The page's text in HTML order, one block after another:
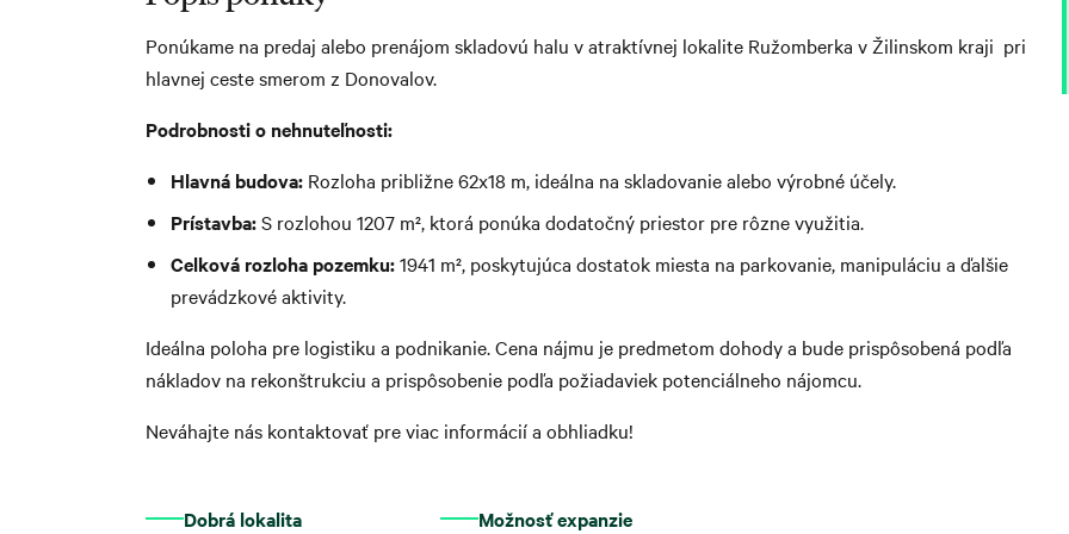
Ponúkame na predaj alebo prenájom skladovú halu v atraktívnej lokalite Ružomberka v Žilinskom kraji pri
hlavnej ceste smerom z Donovalov.
Podrobnosti o nehnuteľnosti:
Hlavná budova: Rozloha približne 62x18 m, ideálna na skladovanie alebo výrobné účely.
Prístavba:S rozlohou 1207 m², ktorá ponúka dodatočný priestor pre rôzne využitia.
Celková rozloha pozemku:1941 m², poskytujúca dostatok miesta na parkovanie, manipuláciu a ďalšie
prevádzkové aktivity.
Ideálna poloha pre logistiku a podnikanie. Cena nájmu je predmetom dohody a bude prispôsobená podľa
nákladov na rekonštrukciu a prispôsobenie podľa požiadaviek potenciálneho nájomcu.
Neváhajte nás kontaktovať pre viac informácií a obhliadku!
Dobrá lokalita Možnosť expanzie